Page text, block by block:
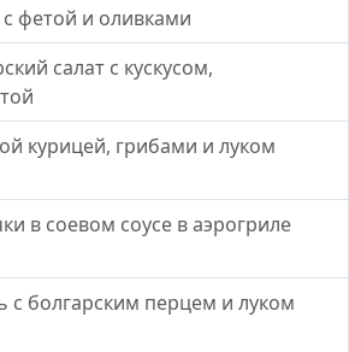
фетой и оливками
салат с кускусом,
курицей, грибами и луком
в соевом соусе в аэрогриле
с болгарским перцем и луком